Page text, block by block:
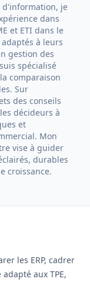
d'information, je
dans
et ETI dans le
à leurs
gestion des
spécialisé
comparaison
Sur
des conseils
décideurs à
et
Mon
vise à guider
durables
croissance.
les ERP, cadrer
aux TPE,